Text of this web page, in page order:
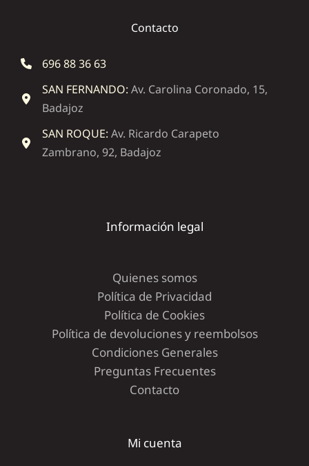
Contacto
696 88 36 63
SAN FERNANDO: Av. Carolina Coronado, 15,
Badajoz
SAN ROQUE: Av. Ricardo Carapeto
Zambrano, 92, Badajoz
Información legal
Quienes somos
Política de Privacidad
Política de Cookies
Política de devoluciones y reembolsos
Condiciones Generales
Preguntas Frecuentes
Contacto
Mi cuenta